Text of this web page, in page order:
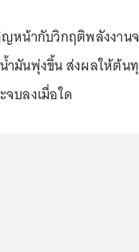
หน้ากับวิกฤติพลังงา
ำมันพุ่งขึ้น ส่งผลให้ต้
บลงเมื่อใด